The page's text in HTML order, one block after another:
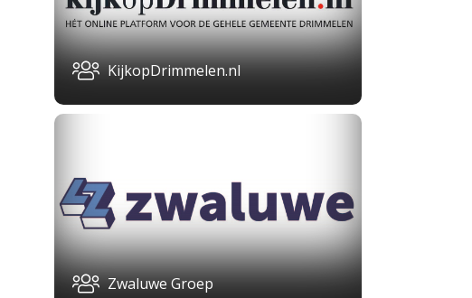
KijkopDrimmelen.nl
Zwaluwe Groep